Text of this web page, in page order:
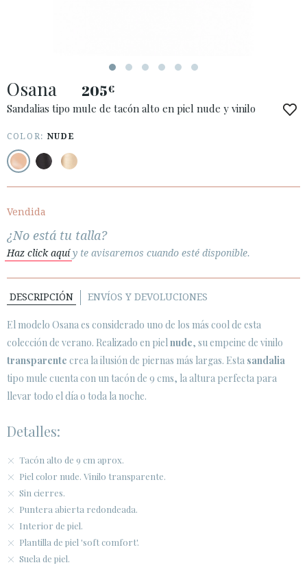
ACCESO A MI PEDIDO
· ATENCIÓN AL CLIENTE
· POLÍTICA DE PRIVACIDAD
· TÉRMINOS Y CONDICIONES
     
ÁREA DE CLIENTES B2B
SECURE WEB SSL CERTIFICATE © 2026 PURA LOPEZ
Osana 205€
Sandalias tipo mule de tacón alto en piel nude y vinilo
COLOR: NUDE
Vendida
¿No está tu talla?
Haz click aquíy te avisaremos cuando esté disponible.
DESCRIPCIÓN ENVÍOS Y DEVOLUCIONES
El modelo Osana es considerado uno de los más cool de esta
colección de verano. Realizado en pielnude, su empeine de vinilo
transparente crea la ilusión de piernas más largas. Esta sandalia
tipo mule cuenta con un tacón de 9 cms, la altura perfecta para
llevar todo el día o toda la noche.
Detalles:
Tacón alto de 9 cm aprox.
Piel color nude. Vinilo transparente.
Sin cierres.
Puntera abierta redondeada.
Interior de piel.
Plantilla de piel 'soft comfort'.
Suela de piel.